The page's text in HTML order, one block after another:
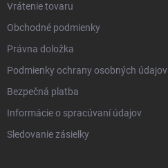
Vrátenie tovaru
Obchodné podmienky
Právna doložka
Podmienky ochrany osobných údajov
Bezpečná platba
Informácie o spracúvaní údajov
Sledovanie zásielky